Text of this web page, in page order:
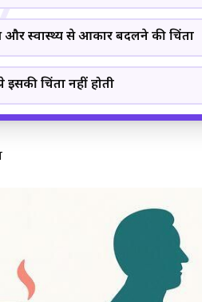
और स्वास्थ्य से आकार बदलने की चिंता
इसकी चिंता नहीं होती